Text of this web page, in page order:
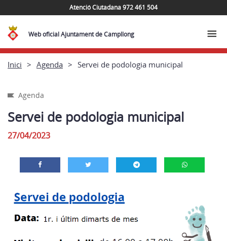
Atenció Ciutadana 972 461 504
Web oficial Ajuntament de Campllong
Inici Agenda Servei de podologia municipal
Agenda
Servei de podologia municipal
27/04/2023